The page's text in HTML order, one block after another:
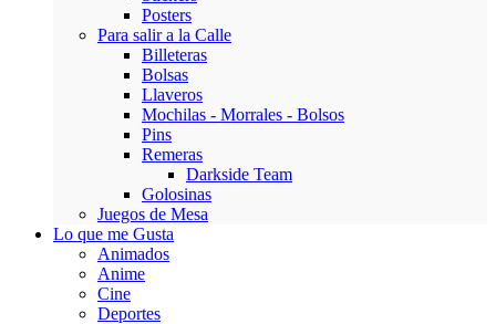
Posters
Para salir a la Calle
Billeteras
Bolsas
Llaveros
Mochilas - Morrales - Bolsos
Pins
Remeras
Darkside Team
Golosinas
Juegos de Mesa
Lo que me Gusta
Animados
Anime
Cine
Deportes